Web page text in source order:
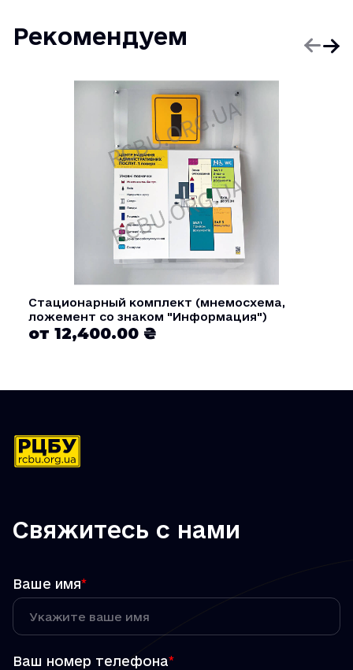
Рекомендуем
Стационарный комплект (мнемосхема,
ложемент со знаком "Информация")
от 12,400.00 ₴
Свяжитесь с нами
Ваше имя*
Ваш номер телефона*